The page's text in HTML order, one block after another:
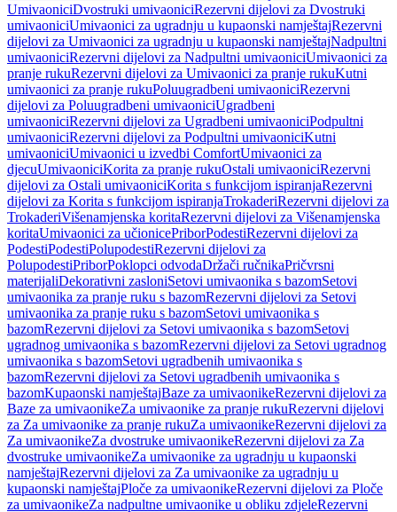
UmivaoniciDvostruki umivaoniciRezervni dijelovi za Dvostruki
umivaoniciUmivaonici za ugradnju u kupaonski namještajRezervni
dijelovi za Umivaonici za ugradnju u kupaonski namještajNadpultni
umivaoniciRezervni dijelovi za Nadpultni umivaoniciUmivaonici za
pranje rukuRezervni dijelovi za Umivaonici za pranje rukuKutni
umivaonici za pranje rukuPoluugradbeni umivaoniciRezervni
dijelovi za Poluugradbeni umivaoniciUgradbeni
umivaoniciRezervni dijelovi za Ugradbeni umivaoniciPodpultni
umivaoniciRezervni dijelovi za Podpultni umivaoniciKutni
umivaoniciUmivaonici u izvedbi ComfortUmivaonici za
djecuUmivaoniciKorita za pranje rukuOstali umivaoniciRezervni
dijelovi za Ostali umivaoniciKorita s funkcijom ispiranjaRezervni
dijelovi za Korita s funkcijom ispiranjaTrokaderiRezervni dijelovi za
TrokaderiVišenamjenska koritaRezervni dijelovi za Višenamjenska
koritaUmivaonici za učionicePriborPodestiRezervni dijelovi za
PodestiPodestiPolupodestiRezervni dijelovi za
PolupodestiPriborPoklopci odvodaDržači ručnikaPričvrsni
materijaliDekorativni zasloniSetovi umivaonika s bazomSetovi
umivaonika za pranje ruku s bazomRezervni dijelovi za Setovi
umivaonika za pranje ruku s bazomSetovi umivaonika s
bazomRezervni dijelovi za Setovi umivaonika s bazomSetovi
ugradnog umivaonika s bazomRezervni dijelovi za Setovi ugradnog
umivaonika s bazomSetovi ugradbenih umivaonika s
bazomRezervni dijelovi za Setovi ugradbenih umivaonika s
bazomKupaonski namještajBaze za umivaonikeRezervni dijelovi za
Baze za umivaonikeZa umivaonike za pranje rukuRezervni dijelovi
za Za umivaonike za pranje rukuZa umivaonikeRezervni dijelovi za
Za umivaonikeZa dvostruke umivaonikeRezervni dijelovi za Za
dvostruke umivaonikeZa umivaonike za ugradnju u kupaonski
namještajRezervni dijelovi za Za umivaonike za ugradnju u
kupaonski namještajPloče za umivaonikeRezervni dijelovi za Ploče
za umivaonikeZa nadpultne umivaonike u obliku zdjeleRezervni